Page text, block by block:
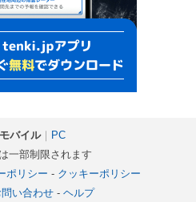
モバイル｜ PC
一部制限されます
ポリシー - クッキーポリシー
問い合わせ- ヘルプ